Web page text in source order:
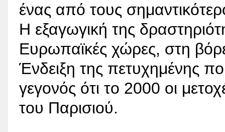
ένας από τους
Η εξαγωγική της
Ευρωπαϊκές χώρες, στη
Ένδειξη της πετυχημένης
γεγονός ότι το 2000 οι
του Παρισιού.